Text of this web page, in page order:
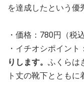
を達成したという優
・価格：780円（税込
・イチオシポイント：
りします。 ふくらは
ト丈の靴下とともに